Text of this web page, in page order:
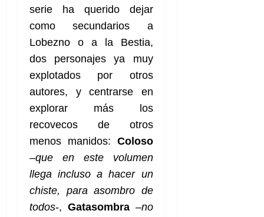
serie ha querido dejar
como secundarios a
Lobezno o a la Bestia,
dos personajes ya muy
explotados por otros
autores, y centrarse en
explorar más los
recovecos de otros
menos manidos: Coloso
–que en este volumen
llega incluso a hacer un
chiste, para asombro de
todos-, Gatasombra–no